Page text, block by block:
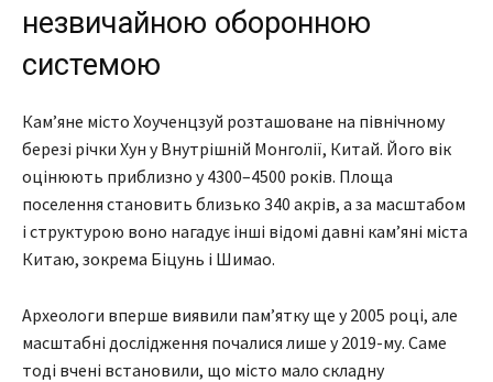
незвичайною оборонною
системою
Кам’яне місто Хоученцзуй розташоване на північному
березі річки Хун у Внутрішній Монголії, Китай. Його вік
оцінюють приблизно у 4300–4500 років. Площа
поселення становить близько 340 акрів, а за масштабом
і структурою воно нагадує інші відомі давні кам’яні міста
Китаю, зокрема Біцунь і Шимао.
Археологи вперше виявили пам’ятку ще у 2005 році, але
масштабні дослідження почалися лише у 2019-му. Саме
тоді вчені встановили, що місто мало складну